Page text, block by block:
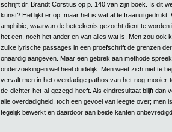
schrijft dr. Brandt Corstius op p. 140 van zijn boek. Is dit
kunst? Het lijkt er op, maar het is wat al te fraai uitgedrukt.
amphibie, waarvan de beteekenis gezocht dient te worden
het een, noch het ander en van alles wat is. Men zou ook
zulke lyrische passages in een proefschrift de grenzen
onaardig aangeven. Maar een gebrek aan methode
onderzoekingen wel heel duidelijk. Men weet zich niet te
vervalt men in het overdadige pathos van het-nog-mooier-
de-dichter-het-al-gezegd-heeft. Als eindresultaat blijft dan
alle overdadigheid, toch een gevoel van leegte over; men
tegelijk bewerkt en daardoor aan beide kanten